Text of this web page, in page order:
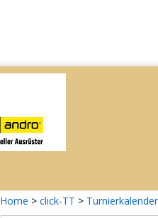
Home > click-TT > Turnierkalender